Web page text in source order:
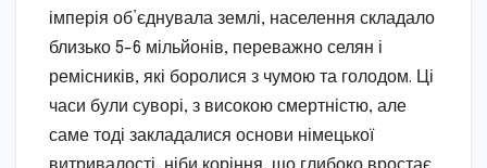
імперія об’єднувала землі, населення складало
близько 5-6 мільйонів, переважно селян і
ремісників, які боролися з чумою та голодом. Ці
часи були суворі, з високою смертністю, але
саме тоді закладалися основи німецької